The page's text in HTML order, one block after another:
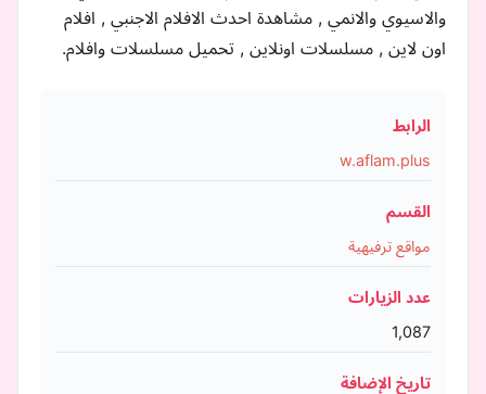
والاسيوي والانمي , مشاهدة احدث الافلام الاجنبي , افلام
اون لاين , مسلسلات اونلاين , تحميل مسلسلات وافلام.
الرابط
w.aflam.plus
القسم
مواقع ترفيهية
عدد الزيارات
1,087
تاريخ الإضافة